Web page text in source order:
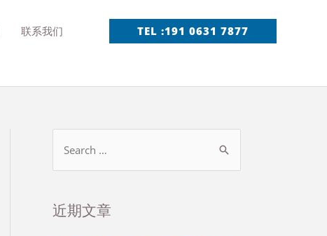
联系我们 TEL :191 0631 7877
近期文章